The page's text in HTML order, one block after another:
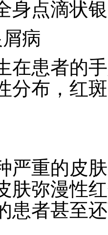
身点滴状
病
在患者的
分布，红
严重的皮
肤弥漫性
患者甚至